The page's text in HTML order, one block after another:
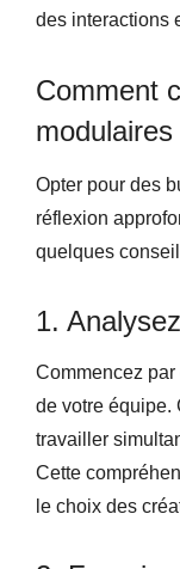
des interactions
Comment
modulaires
Opter pour des
réflexion
quelques
1.
Commencez
de votre équipe.
travailler
Cette
le choix des